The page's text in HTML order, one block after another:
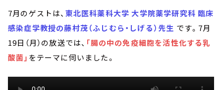
7月のゲストは、 東北医科薬科大学 大学院薬学研究科 臨床
感染症学教授の藤村茂（ふじむら・しげる）先生 です。7月
19日（月）の放送では、 「腸の中の免疫細胞を活性化する乳
酸菌」 をテーマに伺いました。